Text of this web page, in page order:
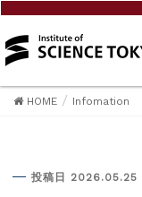
HOME Infomation
投稿日 2026.05.25